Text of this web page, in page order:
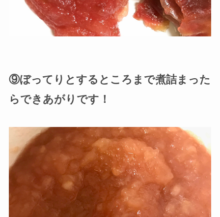
⑨ぼってりとするところまで煮詰まった
らできあがりです！